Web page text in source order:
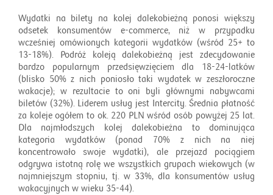
Wydatki na bilety na kolej dalekobieżną ponosi większy
odsetek konsumentów e-commerce, niż w przypadku
wcześniej omówionych kategorii wydatków (wśród 25+ to
13-18%). Podróż koleją dalekobieżną jest zdecydowanie
bardzo popularnym przedsięwzięciem dla 18-24-latków
(blisko 50% z nich poniosło taki wydatek w zeszłoroczne
wakacje); w rezultacie to oni byli głównymi nabywcami
biletów (32%). Liderem usług jest Intercity. Średnia płatność
za koleje ogółem to ok. 220 PLN wśród osób powyżej 25 lat.
Dla najmłodszych kolej dalekobieżna to dominująca
kategoria wydatków (ponad 70% z nich na niej
koncentrowało swoje wydatki), ale przejazd pociągiem
odgrywa istotną rolę we wszystkich grupach wiekowych (w
najmniejszym stopniu, tj. w 33%, dla konsumentów usług
wakacyjnych w wieku 35-44).